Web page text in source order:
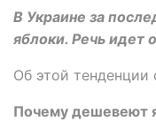
В Украине за
яблоки. Речь идет
Об этой тенденции
Почему дешевеют